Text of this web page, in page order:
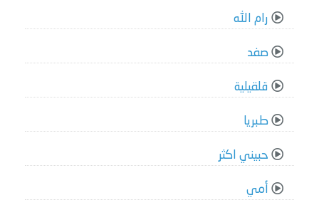
رام الله
صفد
قلقيلية
طبريا
حبيني اكثر
أمي